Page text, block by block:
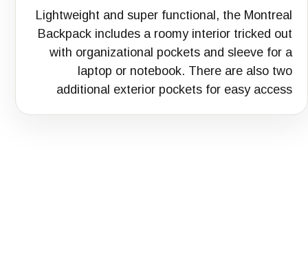
Lightweight and super functional, the Montreal
Backpack includes a roomy interior tricked out
with organizational pockets and sleeve for a
laptop or notebook. There are also two
additional exterior pockets for easy access